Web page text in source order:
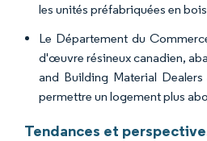
les unités préfabriquées en
Le Département du
d'œuvre résineux canadien,
and Building Material
permettre un logement plus
Tendances et